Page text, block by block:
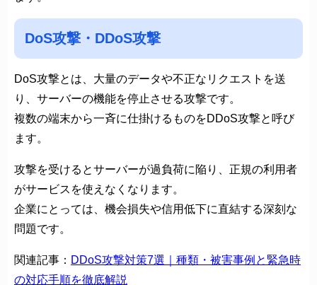
DoS攻撃・DDoS攻撃
DoS攻撃とは、大量のデータや不正なリクエストを送
り、サーバーの機能を停止させる攻撃です。
複数の端末から一斉に仕掛けるものをDDoS攻撃と呼び
ます。
攻撃を受けるとサーバーが過負荷に陥り、正規の利用者
がサービスを使えなくなります。
企業にとっては、機会損失や信用低下に直結する深刻な
問題です。
関連記事： DDoS攻撃対策7選｜種類・被害事例と緊急時
の対応手順を徹底解説